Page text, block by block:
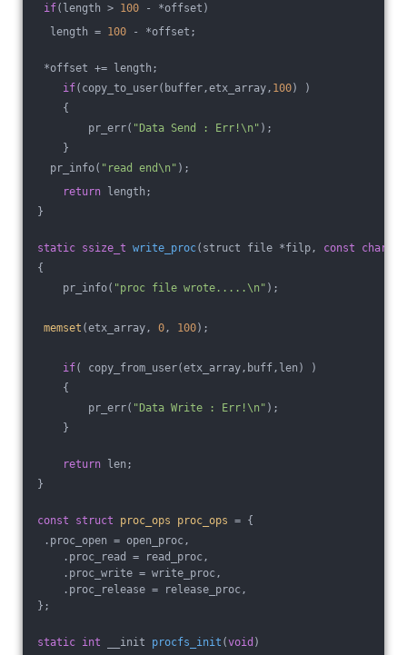
if(length > 100 - *offset)
length = 100 - *offset;
*offset += length;
if(copy_to_user(buffer,etx_array, 100) )
{
pr_err( "Data Send : Err!\n" );
}
pr_info( "read end\n" );
return length;
}
static ssize_t write_proc(struct file *filp, const char
{
pr_info( "proc file wrote.....\n" );
memset (etx_array, 0, 100);
if( copy_from_user(etx_array,buff,len) )
{
pr_err( "Data Write : Err!\n" );
}
return len;
}
const struct proc_ops proc_ops = {
.proc_open = open_proc,
.proc_read = read_proc,
.proc_write = write_proc,
.proc_release = release_proc,
};
static int __init procfs_init (void )